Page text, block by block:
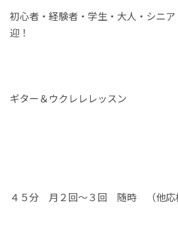
初心者・経験者・学生・大人・シニ
迎！
ギター＆ウクレレレッスン
４５分 月２回～３回 随時 （他応